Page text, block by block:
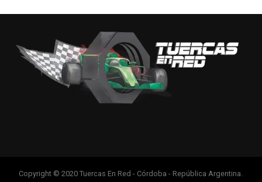
Copyright © 2020 Tuercas En Red - Córdoba - República Argentina.